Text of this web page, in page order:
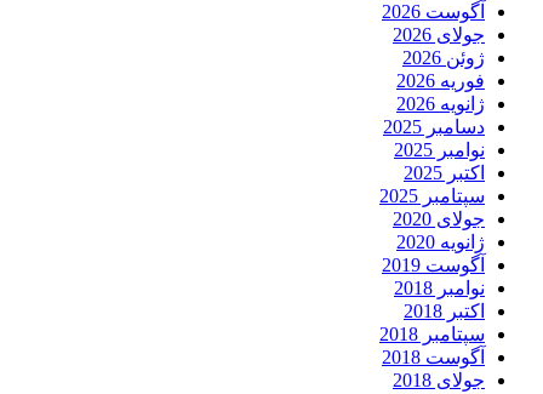
آگوست 2026
جولای 2026
ژوئن 2026
فوریه 2026
ژانویه 2026
دسامبر 2025
نوامبر 2025
اکتبر 2025
سپتامبر 2025
جولای 2020
ژانویه 2020
آگوست 2019
نوامبر 2018
اکتبر 2018
سپتامبر 2018
آگوست 2018
جولای 2018